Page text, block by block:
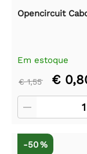
Opencircuit
Em estoque
€ 1,55 €
-50 %